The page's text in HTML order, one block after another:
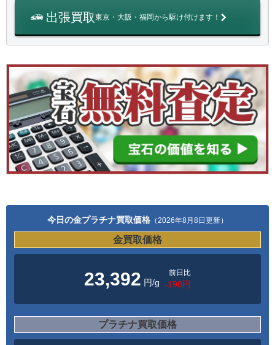
出張買取東京・大阪・福岡から駆け付けます！
今日の金プラチナ買取価格 （2026年8月8日更新）
金買取価格
23,392 円/g
前日比
-198円
プラチナ買取価格